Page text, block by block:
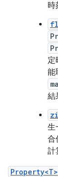
時
定
能
結
生
合
計
Property<T>